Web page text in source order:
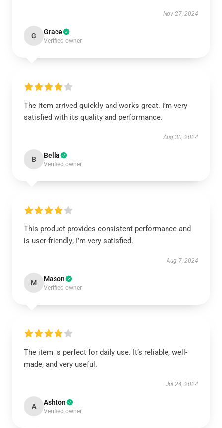
Nov 27, 2024
G Grace
Verified owner
The item arrived quickly and works great. I’m very
satisfied with its quality and performance.
Aug 30, 2024
B Bella
Verified owner
This product provides consistent performance and
is user-friendly; I’m very satisfied.
Aug 7, 2024
M Mason
Verified owner
The item is perfect for daily use. It’s reliable, well-
made, and very useful.
Jul 24, 2024
A Ashton
Verified owner